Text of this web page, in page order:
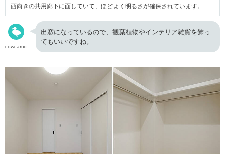
西向きの共用廊下に面していて、ほどよく明るさが確保されています。
cowcamo
出窓になっているので、観葉植物やインテリア雑貨を飾っ
てもいいですね。